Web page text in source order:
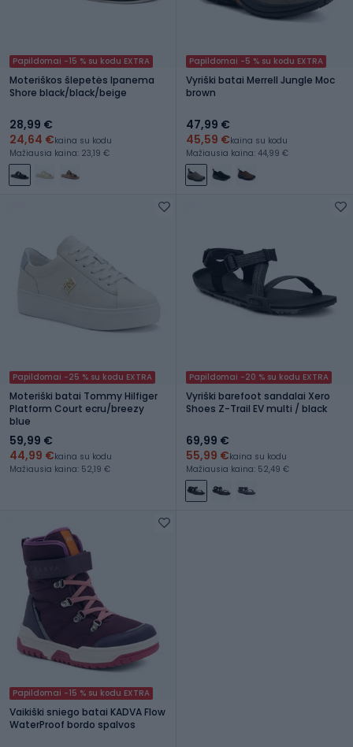
Papildomai -15 % su kodu EXTRA
Moteriškos šlepetės Ipanema
Shore black/black/beige
28,99 €
24,64 €kaina su kodu
Mažiausia kaina: 23,19 €
Papildomai -5 % su kodu EXTRA
Vyriški batai Merrell Jungle Moc
brown
47,99 €
45,59 €kaina su kodu
Mažiausia kaina: 44,99 €
Papildomai -25 % su kodu EXTRA
Moteriški batai Tommy Hilfiger
Platform Court ecru/breezy
blue
59,99 €
44,99 €kaina su kodu
Mažiausia kaina: 52,19 €
Papildomai -20 % su kodu EXTRA
Vyriški barefoot sandalai Xero
Shoes Z-Trail EV multi / black
69,99 €
55,99 €kaina su kodu
Mažiausia kaina: 52,49 €
Papildomai -15 % su kodu EXTRA
Vaikiški sniego batai KADVA Flow
WaterProof bordo spalvos